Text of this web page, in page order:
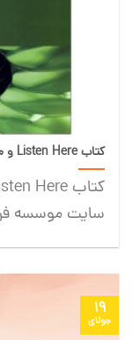
کتاب Listen Here و مشخصات آن
سایت موسسه
19
جولای